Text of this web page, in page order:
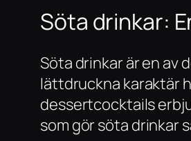
Söta drinkar:
Söta drinkar är en av
lättdruckna karaktär
dessertcocktails
som gör söta drinkar